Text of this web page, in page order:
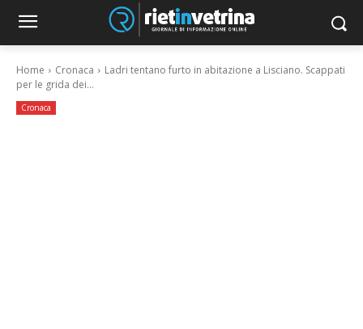
Home Cronaca
Ladri tentano furto in abitazione a Lisciano. Scappati
per le grida dei...
Cronaca